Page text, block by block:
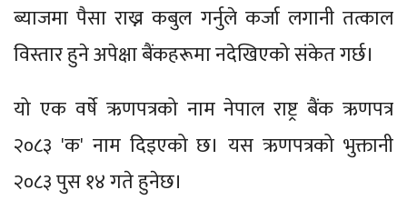
ब्याजमा पैसा राख्न कबुल गर्नुले कर्जा लगानी तत्काल
विस्तार हुने अपेक्षा बैंकहरूमा नदेखिएको संकेत गर्छ।
यो एक वर्षे ऋणपत्रको नाम नेपाल राष्ट्र बैंक ऋणपत्र
२०८३ 'क' नाम दिइएको छ। यस ऋणपत्रको भुक्तानी
२०८३ पुस १४ गते हुनेछ।